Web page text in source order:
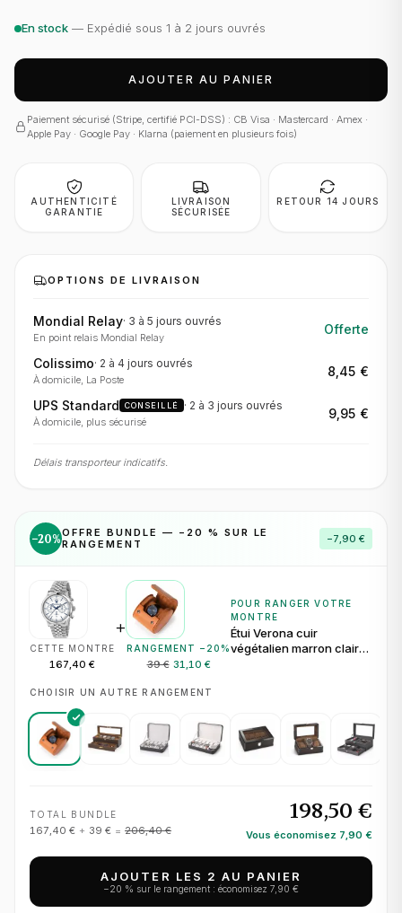
En stock — Expédié sous 1 à 2 jours ouvrés
AJOUTER AU PANIER
Paiement sécurisé (Stripe, certifié PCI-DSS) : CB Visa · Mastercard · Amex ·
Apple Pay · Google Pay · Klarna (paiement en plusieurs fois)
AUTHENTICITÉ
GARANTIE
LIVRAISON
SÉCURISÉE
RETOUR 14 JOURS
OPTIONS DE LIVRAISON
Mondial Relay· 3 à 5 jours ouvrés
En point relais Mondial Relay
Offerte
Colissimo· 2 à 4 jours ouvrés
À domicile, La Poste
8,45 €
UPS Standard CONSEILLÉ · 2 à 3 jours ouvrés
À domicile, plus sécurisé
9,95 €
Délais transporteur indicatifs.
−20%OFFRE BUNDLE — − 20 % SUR LE
RANGEMENT
−7,90 €
CETTE MONTRE
167,40 €
+
RANGEMENT − 20 %
39 € 31,10 €
POUR RANGER VOTRE
MONTRE
Étui Verona cuir
végétalien marron clair
CHOISIR UN AUTRE RANGEMENT
TOTAL BUNDLE
167,40 € + 39 € = 206,40 €
198,50 €
Vous économisez 7,90 €
AJOUTER LES 2 AU PANIER
−20 % sur le rangement : économisez 7,90 €